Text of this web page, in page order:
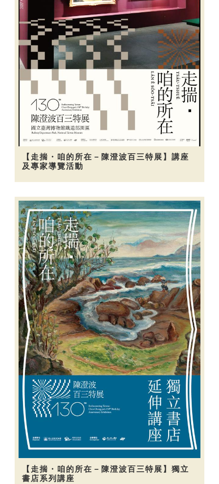
【走揣・咱的所在－陳澄波百三特展】講座
及專家導覽活動
【走揣・咱的所在－陳澄波百三特展】獨立
書店系列講座